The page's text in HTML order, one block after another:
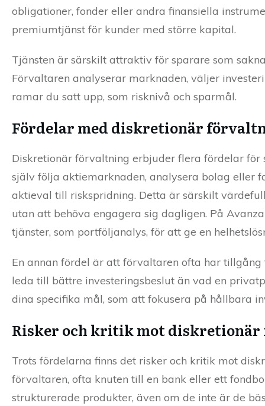
obligationer, fonder eller andra finansiella
premiumtjänst för kunder med större kapital.
Tjänsten är särskilt attraktiv för sparare som
Förvaltaren analyserar marknaden, väljer
ramar du satt upp, som risknivå och sparmål.
Fördelar med diskretionär
Diskretionär förvaltning erbjuder flera fördelar för
själv följa aktiemarknaden, analysera bolag eller
aktieval till riskspridning. Detta är särskilt
utan att behöva engagera sig dagligen. På
tjänster, som portföljanalys, för att ge en
En annan fördel är att förvaltaren ofta har
leda till bättre investeringsbeslut än vad en
dina specifika mål, som att fokusera på hållbara
Risker och kritik mot
Trots fördelarna finns det risker och kritik mot
förvaltaren, ofta knuten till en bank eller ett
strukturerade produkter, även om de inte är de